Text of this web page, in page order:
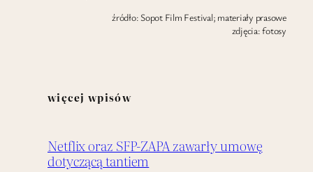
źródło: Sopot Film Festival; materiały prasowe
zdjęcia: fotosy
więcej wpisów
Netflix oraz SFP-ZAPA zawarły umowę
dotyczącą tantiem